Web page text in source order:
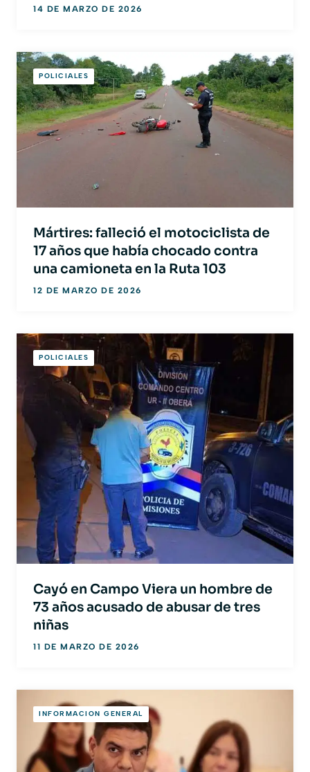
14 DE MARZO DE 2026
POLICIALES
Mártires: falleció el motociclista de
17 años que había chocado contra
una camioneta en la Ruta 103
12 DE MARZO DE 2026
POLICIALES
Cayó en Campo Viera un hombre de
73 años acusado de abusar de tres
niñas
11 DE MARZO DE 2026
INFORMACION GENERAL